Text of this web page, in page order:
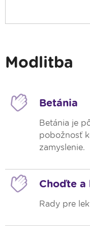
Modlitba
Betánia
Betánia je
pobožnosť
zamyslenie.
Choďte a
Rady pre